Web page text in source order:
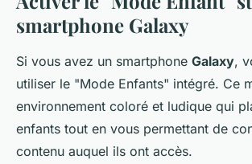
smartphone Galaxy
Si vous avez un smartphone Galaxy,
utiliser le "Mode Enfants" intégré. Ce
environnement coloré et ludique qui
enfants tout en vous permettant de
contenu auquel ils ont accès.